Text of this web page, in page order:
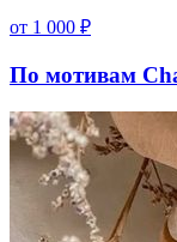
от 1 000 ₽
По мотивам